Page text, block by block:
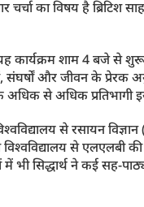
का विषय है ब्रिटिश
कार्यक्रम शाम 4 बजे से
संघर्षों और जीवन के प्रेरक
अधिक से अधिक
से रसायन
विश्वविद्यालय से एलएलबी
सिद्धार्थ ने कई सह-